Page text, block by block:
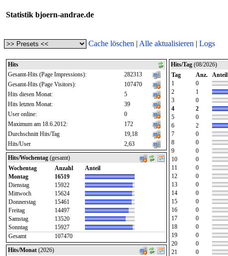
Statistik bjoern-andrae.de
Cache löschen | Alle aktualisieren | Logs
Hits
Gesamt-Hits (Page Impressions):
282313
Gesamt-Hits (Page Visitors):
107470
Hits diesen Monat:
5
Hits letzten Monat:
39
User online:
0
Maximum am 18.6.2012:
172
Durchschnitt Hits/Tag
19,18
Hits/User
2,63
Hits/Wochentag (gesamt)
Wochentag
Anzahl
Anteil
Montag
16519
Dienstag
15922
Mittwoch
15624
Donnerstag
15461
Freitag
14497
Samstag
13520
Sonntag
15927
Gesamt
107470
Hits/Monat (2026)
Hits/Tag (08/2026)
Tag
Anz.
Anteil
1
0
2
1
3
0
4
2
5
0
6
2
7
0
8
0
9
0
10
0
11
0
12
0
13
0
14
0
15
0
16
0
17
0
18
0
19
0
20
0
21
0